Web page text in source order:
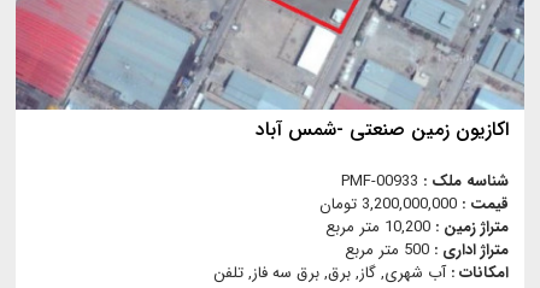
اکازیون زمین صنعتی -شمس آباد
شناسه ملک : PMF-00933
قیمت : 3,200,000,000 تومان
متراژ زمین : 10,200 متر مربع
متراژ اداری : 500 متر مربع
امکانات :آب شهری, گاز, برق, برق سه فاز, تلفن